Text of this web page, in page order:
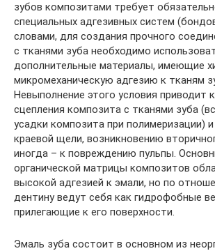
зубов композитами требует
специальных адгезивных систем
словами, для создания прочного
с тканями зуба необходимо
дополнительные материалы, имеющие
микромеханическую адгезию к тканям
Невыполнение этого условия приводит
сцепления композита с тканями зуба
усадки композита при полимеризации)
краевой щели, возникновению
иногда – к повреждению пульпы.
органической матрицы композитов
высокой адгезией к эмали, но по
дентину ведут себя как гидрофобные
прилегающие к его поверхности.
Эмаль зуба состоит в основном из